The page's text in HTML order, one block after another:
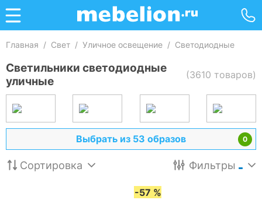
Главная / Свет / Уличное освещение / Светодиодные
Светильники светодиодные
уличные
(3610 товаров)
0
Выбрать из 53 образов
Сортировка Фильтры
-57 %